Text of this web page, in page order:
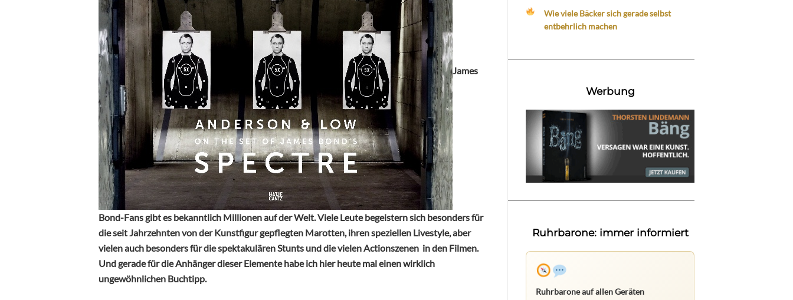
James
Bond-Fans gibt es bekanntlich Millionen auf der Welt. Viele Leute begeistern sich besonders für
die seit Jahrzehnten von der Kunstfigur gepflegten Marotten, ihren speziellen Livestyle, aber
vielen auch besonders für die spektakulären Stunts und die vielen Actionszenen in den Filmen.
Und gerade für die Anhänger dieser Elemente habe ich hier heute mal einen wirklich
ungewöhnlichen Buchtipp.
Wie viele Bäcker sich gerade selbst
entbehrlich machen
Werbung
Ruhrbarone: immer informiert
Ruhrbarone auf allen Geräten